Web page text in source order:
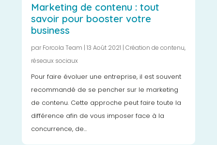
Marketing de contenu : tout
savoir pour booster votre
business
par Forcola Team | 13 Août 2021 | Création de contenu,
réseaux sociaux
Pour faire évoluer une entreprise, il est souvent
recommandé de se pencher sur le marketing
de contenu. Cette approche peut faire toute la
différence afin de vous imposer face à la
concurrence, de...